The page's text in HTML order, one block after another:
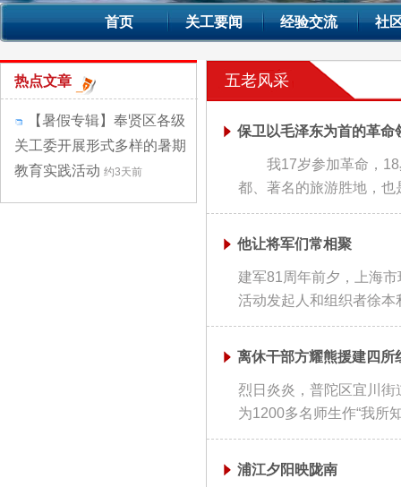
首页 关工要闻 经验交流 社
热点文章
【暑假专辑】奉贤区各级
关工委开展形式多样的暑期
教育实践活动 约3天前
五老风采
保卫以毛泽东为首的革
我17岁参加革命，18
都、著名的旅游胜地，
他让将军们常相聚
建军81周年前夕，上海
活动发起人和组织者徐本
离休干部方耀熊援建四所
烈日炎炎，普陀区宜川
为1200多名师生作“我所
浦江夕阳映陇南